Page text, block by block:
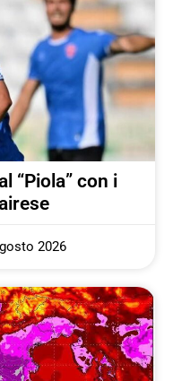
“Piola” con i
2026